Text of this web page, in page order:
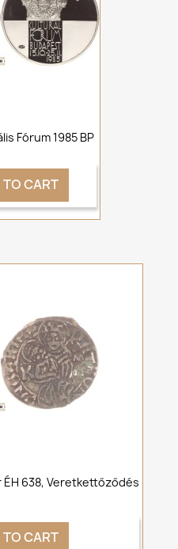
Fórum 1985 BP
CART
ÉH 638, Veretkettőződés
CART